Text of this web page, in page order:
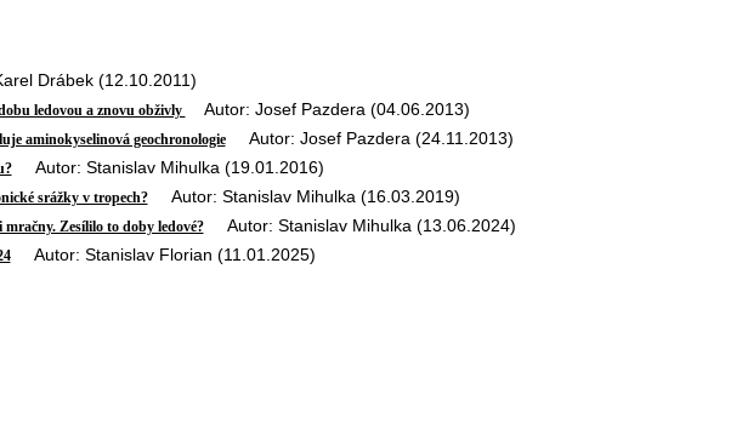
Drábek (12.10.2011)
ledovou a znovu obživly Autor: Josef Pazdera (04.06.2013)
aminokyselinová geochronologieAutor: Josef Pazdera (24.11.2013)
Autor: Stanislav Mihulka (19.01.2016)
srážky v tropech?Autor: Stanislav Mihulka (16.03.2019)
Zesílilo to doby ledové?Autor: Stanislav Mihulka (13.06.2024)
Autor: Stanislav Florian (11.01.2025)